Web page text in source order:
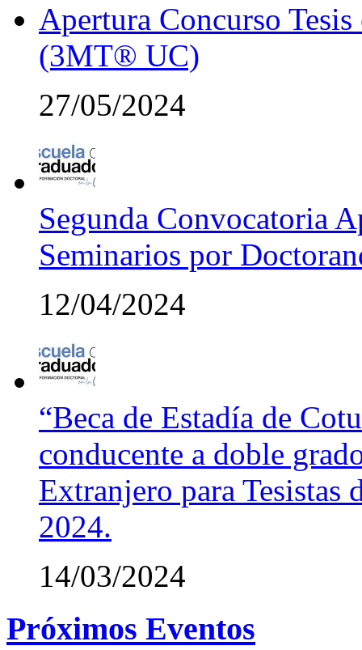
Apertura Concurso
(3MT® UC)
27/05/2024
Segunda Convocatoria
Seminarios por
12/04/2024
“Beca de Estadía de
conducente a doble
Extranjero para Tesistas
2024.
14/03/2024
Próximos Eventos